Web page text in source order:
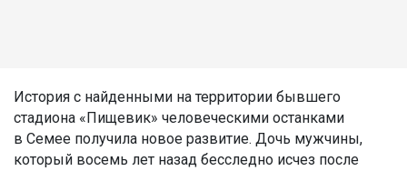
История с найденными на территории бывшего
стадиона «Пищевик» человеческими останками
в Семее получила новое развитие. Дочь мужчины,
который восемь лет назад бесследно исчез после